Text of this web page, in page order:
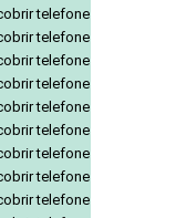
telefone
telefone
telefone
telefone
telefone
telefone
telefone
telefone
telefone